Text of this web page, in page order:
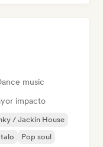
music
impacto
/ Jackin House
Pop soul